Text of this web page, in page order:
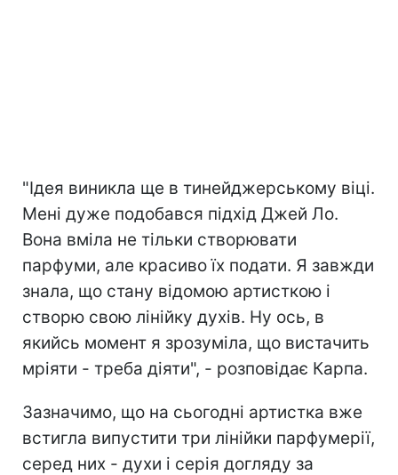
"Ідея виникла ще в тинейджерському віці.
Мені дуже подобався підхід Джей Ло.
Вона вміла не тільки створювати
парфуми, але красиво їх подати. Я завжди
знала, що стану відомою артисткою і
створю свою лінійку духів. Ну ось, в
якийсь момент я зрозуміла, що вистачить
мріяти - треба діяти", - розповідає Карпа.
Зазначимо, що на сьогодні артистка вже
встигла випустити три лінійки парфумерії,
серед них - духи і серія догляду за